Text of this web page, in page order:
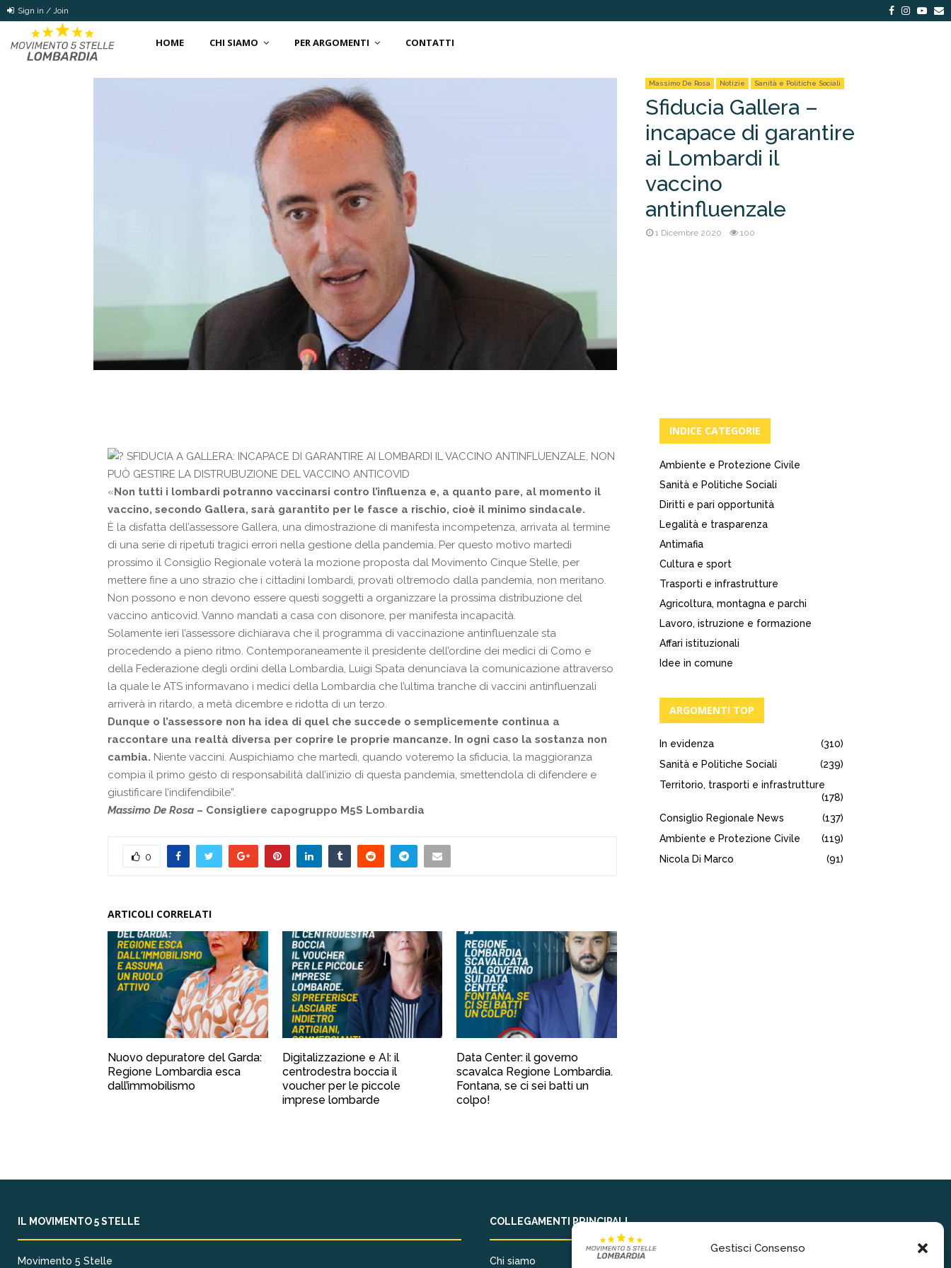
Gestisci Consenso
Sign in / Join Facebook
HOME CHI SIAMO PER ARGOMENTI CONTATTI
Massimo De Rosa Notizie Sanità e Politiche Sociali
Sfiducia Gallera –
incapace di garantire
ai Lombardi il
vaccino
antinfluenzale
1 Dicembre 2020 100
SFIDUCIA A GALLERA: INCAPACE DI GARANTIRE AI LOMBARDI IL VACCINO ANTINFLUENZALE, NON
PUÒ GESTIRE LA DISTRUBUZIONE DEL VACCINO ANTICOVID
«Non tutti i lombardi potranno vaccinarsi contro l’influenza e, a quanto pare, al momento il
vaccino, secondo Gallera, sarà garantito per le fasce a rischio, cioè il minimo sindacale.
È la disfatta dell’assessore Gallera, una dimostrazione di manifesta incompetenza, arrivata al termine
di una serie di ripetuti tragici errori nella gestione della pandemia. Per questo motivo martedì
prossimo il Consiglio Regionale voterà la mozione proposta dal Movimento Cinque Stelle, per
mettere fine a uno strazio che i cittadini lombardi, provati oltremodo dalla pandemia, non meritano.
Non possono e non devono essere questi soggetti a organizzare la prossima distribuzione del
vaccino anticovid. Vanno mandati a casa con disonore, per manifesta incapacità.
Solamente ieri l’assessore dichiarava che il programma di vaccinazione antinfluenzale sta
procedendo a pieno ritmo. Contemporaneamente il presidente dell’ordine dei medici di Como e
della Federazione degli ordini della Lombardia, Luigi Spata denunciava la comunicazione attraverso
la quale le ATS informavano i medici della Lombardia che l’ultima tranche di vaccini antinfluenzali
arriverà in ritardo, a metà dicembre e ridotta di un terzo.
Dunque o l’assessore non ha idea di quel che succede o semplicemente continua a
raccontare una realtà diversa per coprire le proprie mancanze. In ogni caso la sostanza non
cambia. Niente vaccini. Auspichiamo che martedì, quando voteremo la sfiducia, la maggioranza
compia il primo gesto di responsabilità dall’inizio di questa pandemia, smettendola di difendere e
giustificare l’indifendibile”.
Massimo De Rosa – Consigliere capogruppo M5S Lombardia
0
ARTICOLI CORRELATI
Nuovo depuratore del Garda:
Regione Lombardia esca
dall’immobilismo
Digitalizzazione e AI: il
centrodestra boccia il
voucher per le piccole
imprese lombarde
Data Center: il governo
scavalca Regione Lombardia.
Fontana, se ci sei batti un
colpo!
INDICE CATEGORIE
Ambiente e Protezione Civile
Sanità e Politiche Sociali
Diritti e pari opportunità
Legalità e trasparenza
Antimafia
Cultura e sport
Trasporti e infrastrutture
Agricoltura, montagna e parchi
Lavoro, istruzione e formazione
Affari istituzionali
Idee in comune
ARGOMENTI TOP
In evidenza
(310)
Sanità e Politiche Sociali
(239)
Territorio, trasporti e infrastrutture
(178)
Consiglio Regionale News
(137)
Ambiente e Protezione Civile
(119)
Nicola Di Marco
(91)
IL MOVIMENTO 5 STELLE
Movimento 5 Stelle
COLLEGAMENTI PRINCIPALI
Chi siamo